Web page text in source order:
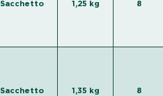
Sacchetto 1,25 kg 8
Sacchetto 1,35 kg 8